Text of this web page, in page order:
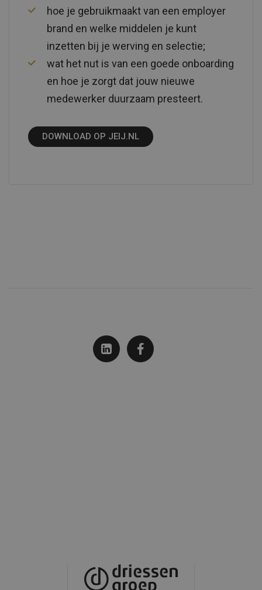
hoe je gebruikmaakt van een employer
brand en welke middelen je kunt
inzetten bij je werving en selectie;
wat het nut is van een goede onboarding
en hoe je zorgt dat jouw nieuwe
medewerker duurzaam presteert.
DOWNLOAD OP JEIJ.NL